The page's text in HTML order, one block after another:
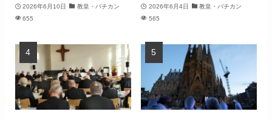
2026年6月10日
教皇・バチカン
655
2026年6月4日
教皇・バチカン
565